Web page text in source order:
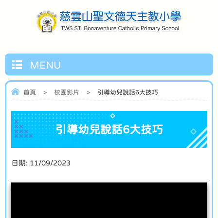
MENU
首頁 > 校園影片 > 引導幼兒說話6大技巧
引導幼兒說話6大技巧
日期: 11/09/2023